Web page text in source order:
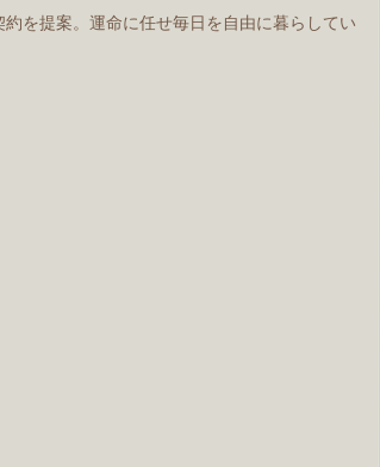
を提案。運命に任せ毎日を自由に暮らしてい